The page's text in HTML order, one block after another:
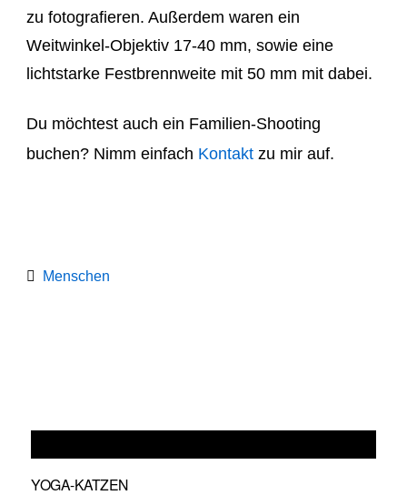
zu fotografieren. Außerdem waren ein
Weitwinkel-Objektiv 17-40 mm, sowie eine
lichtstarke Festbrennweite mit 50 mm mit dabei.
Du möchtest auch ein Familien-Shooting
buchen? Nimm einfach Kontaktzu mir auf.
Menschen
YOGA-KATZEN